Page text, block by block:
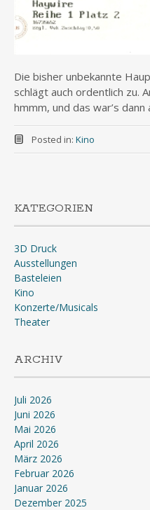
Die bisher unbekannte
schlägt auch ordentlich zu.
hmmm, und das war’s dann
Posted in: Kino
KATEGORIEN
3D Druck
Ausstellungen
Basteleien
Kino
Konzerte/Musicals
Theater
ARCHIV
Juli 2026
Juni 2026
Mai 2026
April 2026
März 2026
Februar 2026
Januar 2026
Dezember 2025